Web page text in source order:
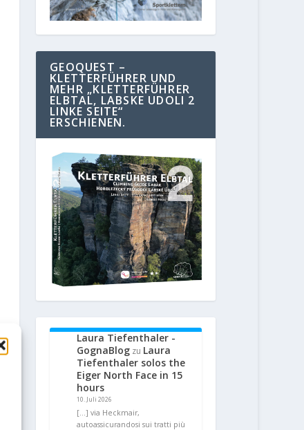
GEOQUEST –
KLETTERFÜHRER UND
MEHR „KLETTERFÜHRER
ELBTAL, LABSKE UDOLI 2
LINKE SEITE“
ERSCHIENEN.
Laura Tiefenthaler -
GognaBlog zu Laura
Tiefenthaler solos the
Eiger North Face in 15
hours
10. Juli 2026
[…] via Heckmair,
autoassicurandosi sui tratti più